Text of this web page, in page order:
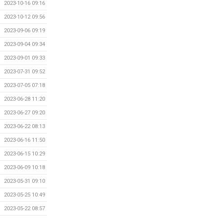
2023-10-16 09:16
2023-10-12 09:56
2023-09-06 09:19
2023-09-04 09:34
2023-09-01 09:33
2023-07-31 09:52
2023-07-05 07:18
2023-06-28 11:20
2023-06-27 09:20
2023-06-22 08:13
2023-06-16 11:50
2023-06-15 10:29
2023-06-09 10:18
2023-05-31 09:10
2023-05-25 10:49
2023-05-22 08:57